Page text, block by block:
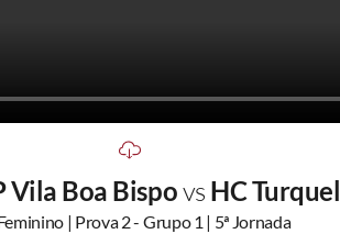
Vila Boa Bispovs HC Turquel
| Prova 2 - Grupo 1 | 5ª Jornada